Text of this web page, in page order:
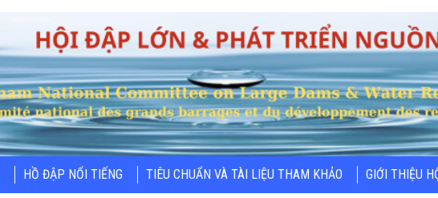
HỒ ĐẬP NỔI TIẾNG TIÊU CHUẨN VÀ TÀI LIỆU THAM KHẢO GIỚI THIỆU